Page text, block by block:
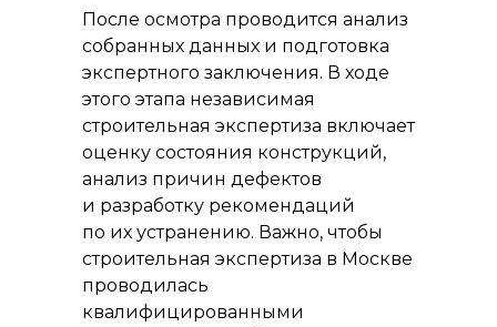
После осмотра проводится анализ
собранных данных и подготовка
экспертного заключения. В ходе
этого этапа независимая
строительная экспертиза включает
оценку состояния конструкций,
анализ причин дефектов
и разработку рекомендаций
по их устранению. Важно, чтобы
строительная экспертиза в Москве
проводилась
квалифицированными